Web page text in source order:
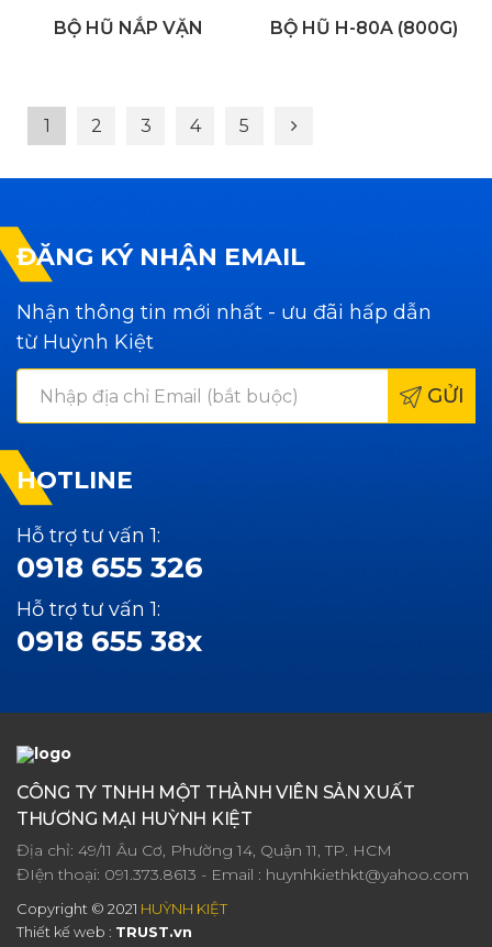
BỘ HŨ NẮP VẶN BỘ HŨ H-80A (800G)
1 2 3 4 5
ĐĂNG KÝ NHẬN EMAIL
Nhận thông tin mới nhất - ưu đãi hấp dẫn
từ Huỳnh Kiệt
GỬI
HOTLINE
Hỗ trợ tư vấn 1:
0918 655 326
Hỗ trợ tư vấn 1:
0918 655 38x
CÔNG TY TNHH MỘT THÀNH VIÊN SẢN XUẤT
THƯƠNG MẠI HUỲNH KIỆT
Địa chỉ: 49/11 Âu Cơ, Phường 14, Quận 11, TP. HCM
ĐIện thoại: 091.373.8613 - Email : huynhkiethkt@yahoo.com
Copyright © 2021 HUỲNH KIỆT
Thiết kế web : TRUST.vn